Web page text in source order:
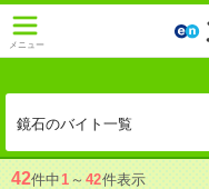
メニュー
鏡石のバイト一覧
42件中1 ～ 42件表示